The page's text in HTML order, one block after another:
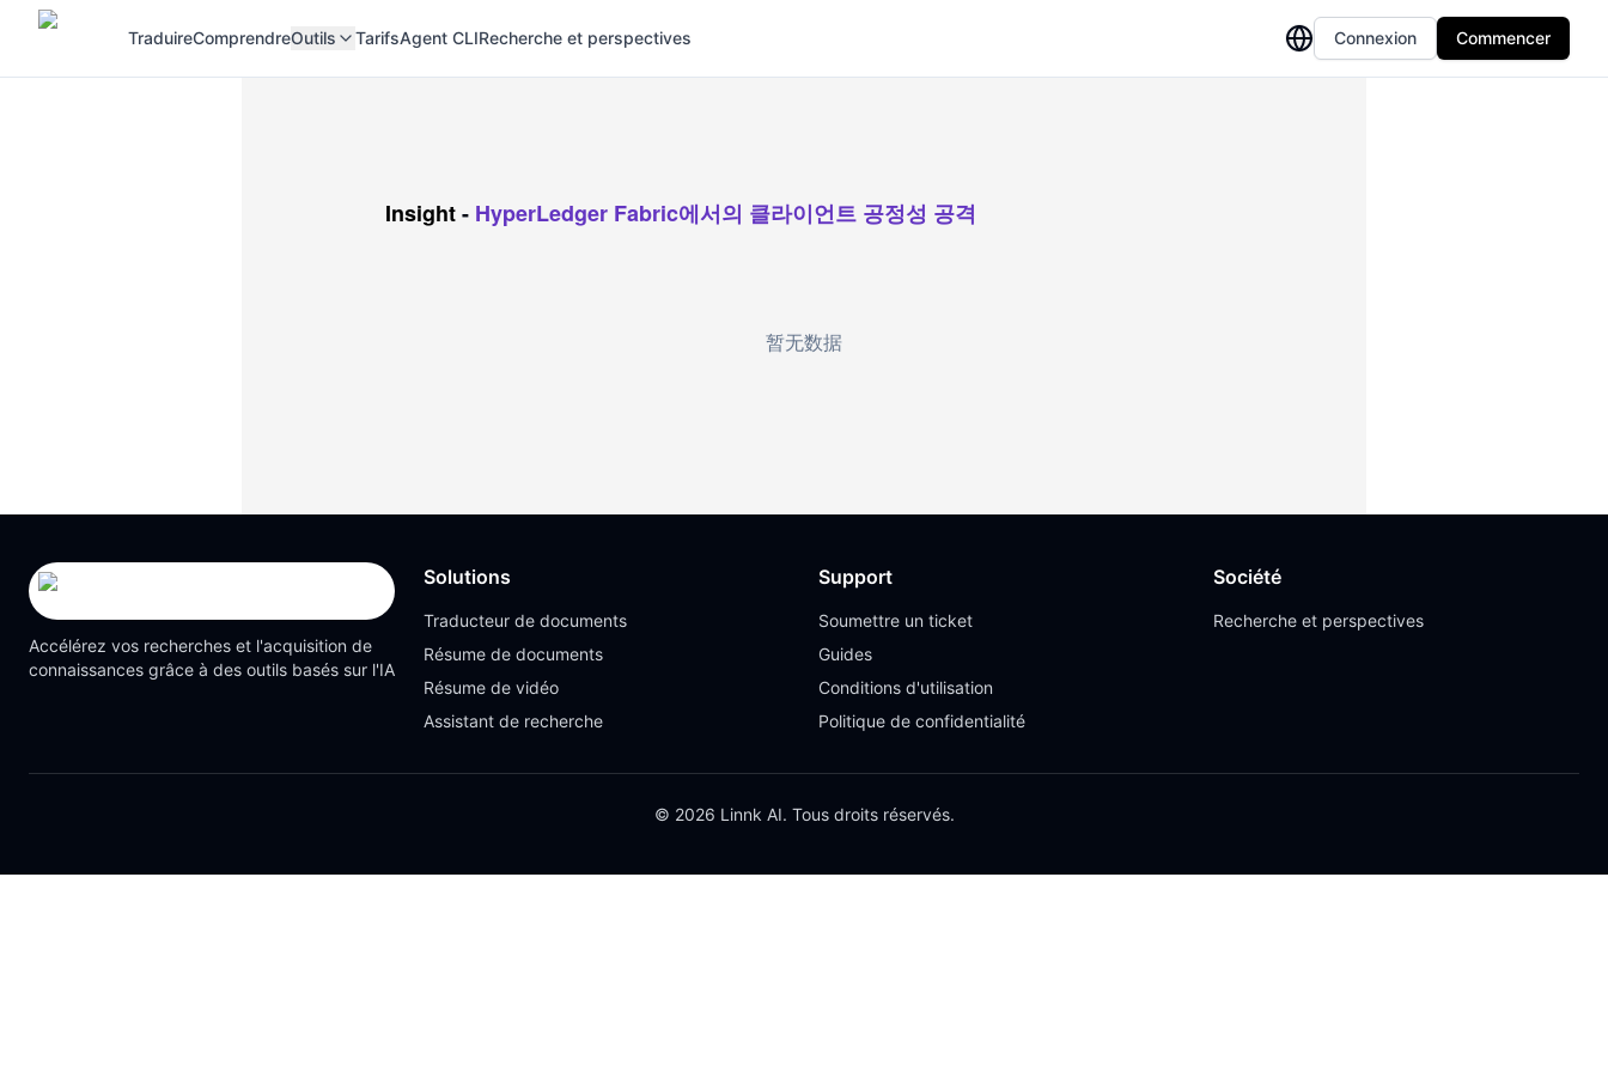
TraduireComprendreOutils TarifsAgent CLIRecherche et perspectives Connexion Commencer
Insight- HyperLedger Fabric에서의 클라이언트 공정성 공격
暂无数据
Accélérez vos recherches et l'acquisition de
connaissances grâce à des outils basés sur l'IA
Solutions
Traducteur de documents
Résume de documents
Résume de vidéo
Assistant de recherche
Support
Soumettre un ticket
Guides
Conditions d'utilisation
Politique de confidentialité
Société
Recherche et perspectives
© 2026 Linnk AI. Tous droits réservés.